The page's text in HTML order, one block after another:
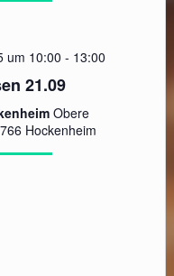
um 10:00 - 13:00
21.09
Obere
Hockenheim